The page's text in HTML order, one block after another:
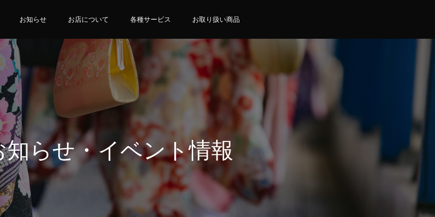
お知らせ お店について 各種サービス お取り扱い商品
知らせ・イベント情報